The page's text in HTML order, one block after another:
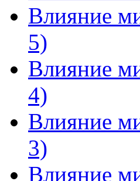
Влияние
5)
Влияние
4)
Влияние
3)
Влияние